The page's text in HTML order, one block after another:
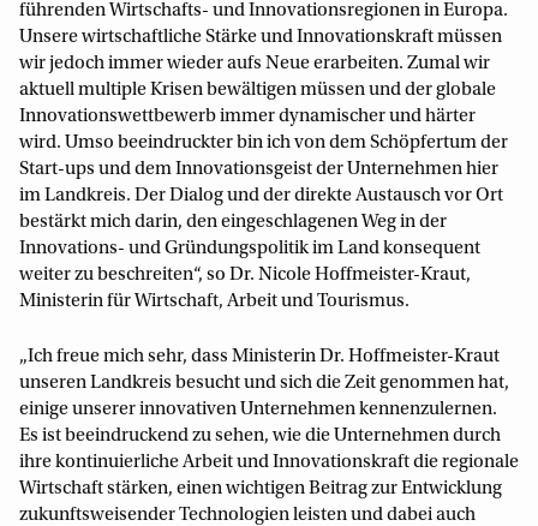
führenden Wirtschafts- und Innovationsregionen in Europa.
Unsere wirtschaftliche Stärke und Innovationskraft müssen
wir jedoch immer wieder aufs Neue erarbeiten. Zumal wir
aktuell multiple Krisen bewältigen müssen und der globale
Inno­vationswettbewerb immer dynamischer und härter
wird. Umso beeindruck­ter bin ich von dem Schöpfertum der
Start-ups und dem Innovationsgeist der Unternehmen hier
im Landkreis. Der Dialog und der direkte Austausch vor Ort
bestärkt mich darin, den eingeschlagenen Weg in der
Innovations- und Gründungspolitik im Land konsequent
weiter zu beschreiten“, so Dr. Nicole Hoffmeister-Kraut,
Ministerin für Wirtschaft, Arbeit und Tourismus.
„Ich freue mich sehr, dass Ministerin Dr. Hoffmeister-Kraut
unseren Land­kreis besucht und sich die Zeit genommen hat,
einige unserer innovativen Unterneh­men kennenzulernen.
Es ist beeindruckend zu sehen, wie die Unternehmen durch
ihre kontinuierliche Arbeit und Innovationskraft die regionale
Wirt­schaft stärken, einen wichtigen Beitrag zur Entwicklung
zukunftsweisender Technologien leisten und dabei auch